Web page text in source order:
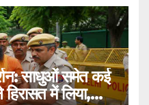
साधुओं समेत कई
में लिया,